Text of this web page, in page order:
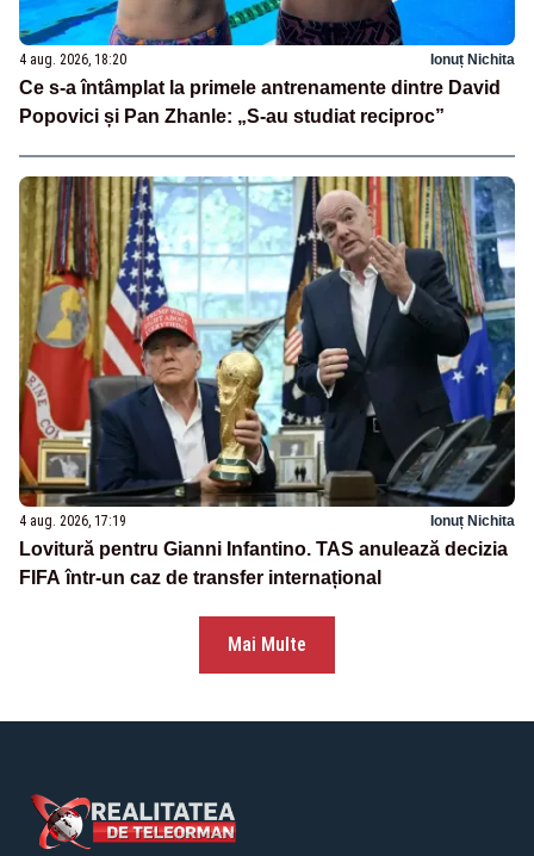
4 aug. 2026, 18:20 Ionuț Nichita
Ce s-a întâmplat la primele antrenamente dintre David
Popovici și Pan Zhanle: „S-au studiat reciproc”
4 aug. 2026, 17:19 Ionuț Nichita
Lovitură pentru Gianni Infantino. TAS anulează decizia
FIFA într-un caz de transfer internațional
Mai Multe